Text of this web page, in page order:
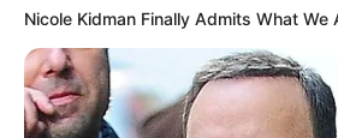
empfohlen. Für die ganz
sogar ein spezielles Event
Flight. Hier sind die Kleinen
unter sich. Tickets können ab
Nicole Kidman Finally Admits What We